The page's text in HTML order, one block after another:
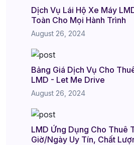
Dịch Vụ Lái Hộ Xe Máy
Toàn Cho Mọi Hành Trình
August 26, 2024
Bảng Giá Dịch Vụ Cho
LMD - Let Me Drive
August 26, 2024
LMD Ứng Dụng Cho Thuê
Giờ/Ngày Uy Tín, Chất